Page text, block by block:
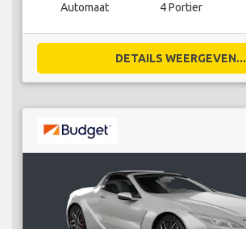
Automaat 4 Portier
DETAILS WEERGEVEN...